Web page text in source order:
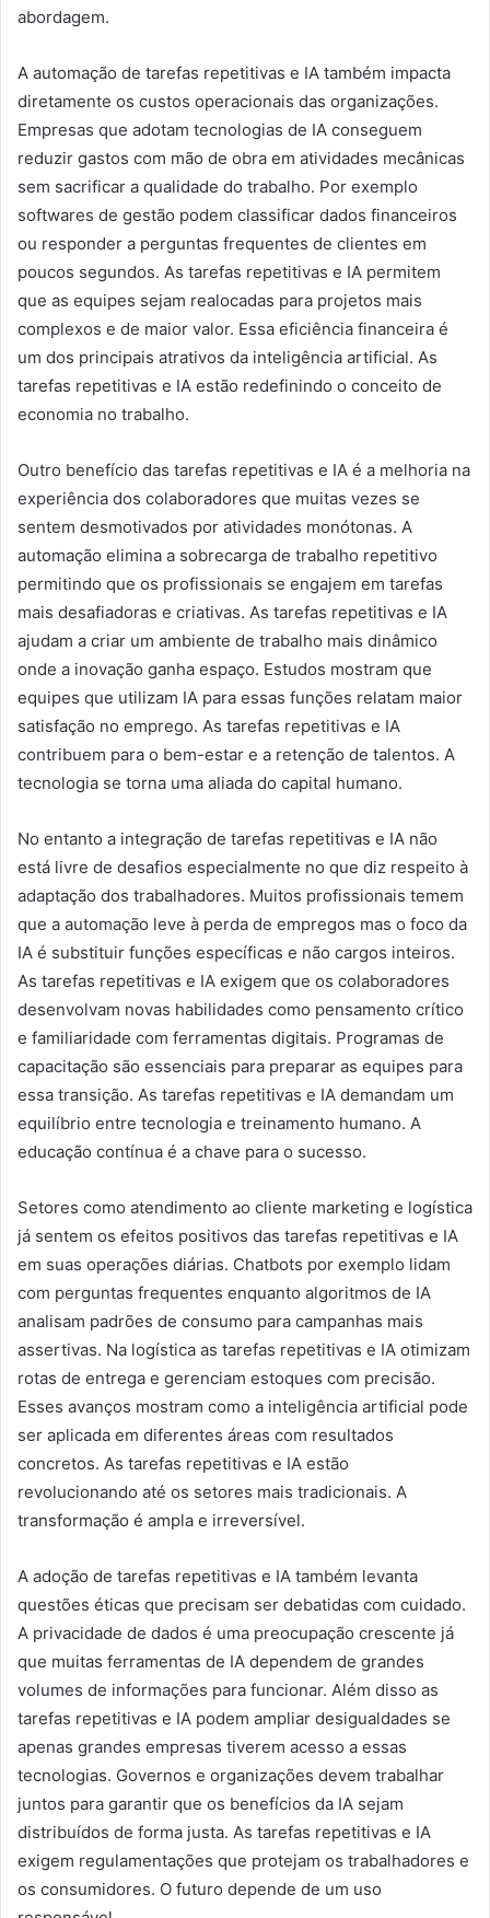
abordagem.
A automação de tarefas repetitivas e IA também impacta
diretamente os custos operacionais das organizações.
Empresas que adotam tecnologias de IA conseguem
reduzir gastos com mão de obra em atividades mecânicas
sem sacrificar a qualidade do trabalho. Por exemplo
softwares de gestão podem classificar dados financeiros
ou responder a perguntas frequentes de clientes em
poucos segundos. As tarefas repetitivas e IA permitem
que as equipes sejam realocadas para projetos mais
complexos e de maior valor. Essa eficiência financeira é
um dos principais atrativos da inteligência artificial. As
tarefas repetitivas e IA estão redefinindo o conceito de
economia no trabalho.
Outro benefício das tarefas repetitivas e IA é a melhoria na
experiência dos colaboradores que muitas vezes se
sentem desmotivados por atividades monótonas. A
automação elimina a sobrecarga de trabalho repetitivo
permitindo que os profissionais se engajem em tarefas
mais desafiadoras e criativas. As tarefas repetitivas e IA
ajudam a criar um ambiente de trabalho mais dinâmico
onde a inovação ganha espaço. Estudos mostram que
equipes que utilizam IA para essas funções relatam maior
satisfação no emprego. As tarefas repetitivas e IA
contribuem para o bem-estar e a retenção de talentos. A
tecnologia se torna uma aliada do capital humano.
No entanto a integração de tarefas repetitivas e IA não
está livre de desafios especialmente no que diz respeito à
adaptação dos trabalhadores. Muitos profissionais temem
que a automação leve à perda de empregos mas o foco da
IA é substituir funções específicas e não cargos inteiros.
As tarefas repetitivas e IA exigem que os colaboradores
desenvolvam novas habilidades como pensamento crítico
e familiaridade com ferramentas digitais. Programas de
capacitação são essenciais para preparar as equipes para
essa transição. As tarefas repetitivas e IA demandam um
equilíbrio entre tecnologia e treinamento humano. A
educação contínua é a chave para o sucesso.
Setores como atendimento ao cliente marketing e logística
já sentem os efeitos positivos das tarefas repetitivas e IA
em suas operações diárias. Chatbots por exemplo lidam
com perguntas frequentes enquanto algoritmos de IA
analisam padrões de consumo para campanhas mais
assertivas. Na logística as tarefas repetitivas e IA otimizam
rotas de entrega e gerenciam estoques com precisão.
Esses avanços mostram como a inteligência artificial pode
ser aplicada em diferentes áreas com resultados
concretos. As tarefas repetitivas e IA estão
revolucionando até os setores mais tradicionais. A
transformação é ampla e irreversível.
A adoção de tarefas repetitivas e IA também levanta
questões éticas que precisam ser debatidas com cuidado.
A privacidade de dados é uma preocupação crescente já
que muitas ferramentas de IA dependem de grandes
volumes de informações para funcionar. Além disso as
tarefas repetitivas e IA podem ampliar desigualdades se
apenas grandes empresas tiverem acesso a essas
tecnologias. Governos e organizações devem trabalhar
juntos para garantir que os benefícios da IA sejam
distribuídos de forma justa. As tarefas repetitivas e IA
exigem regulamentações que protejam os trabalhadores e
os consumidores. O futuro depende de um uso